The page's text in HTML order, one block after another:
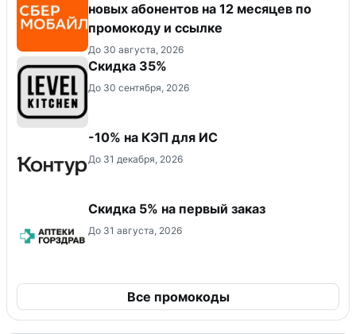
новых абонентов на 12 месяцев по
промокоду и ссылке
До 30 августа, 2026
Скидка 35%
До 30 сентября, 2026
-10% на КЭП для ИС
До 31 декабря, 2026
Скидка 5% на первый заказ
До 31 августа, 2026
Все промокоды